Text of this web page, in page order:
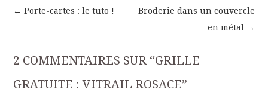
Navigation
des
articles
← Porte-cartes : le tuto !
Broderie dans un couvercle
en métal →
2 COMMENTAIRES SUR “GRILLE
GRATUITE : VITRAIL ROSACE”